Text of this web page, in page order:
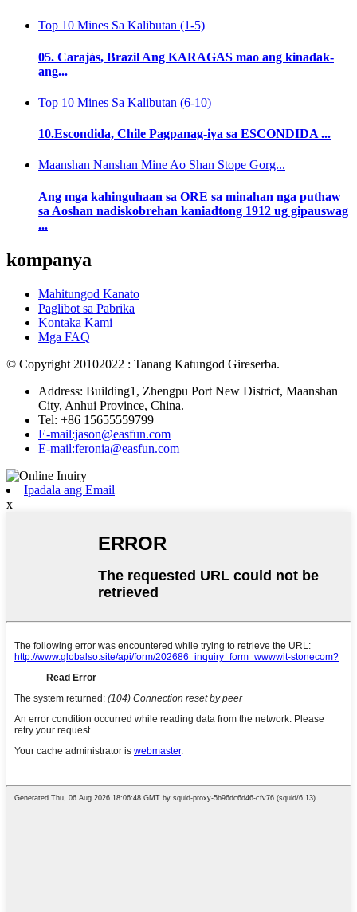
Top 10 Mines Sa Kalibutan (1-5)
05. Carajás, Brazil Ang KARAGAS mao ang kinadak-
ang...
Top 10 Mines Sa Kalibutan (6-10)
10.Escondida, Chile Pagpanag-iya sa ESCONDIDA ...
Maanshan Nanshan Mine Ao Shan Stope Gorg...
Ang mga kahinguhaan sa ORE sa minahan nga puthaw
sa Aoshan nadiskobrehan kaniadtong 1912 ug gipauswag
...
kompanya
Mahitungod Kanato
Paglibot sa Pabrika
Kontaka Kami
Mga FAQ
© Copyright 20102022 : Tanang Katungod Gireserba.
Address: Building1, Zhengpu Port New District, Maanshan
City, Anhui Province, China.
Tel: +86 15655559799
E-mail:jason@easfun.com
E-mail:feronia@easfun.com
Ipadala ang Email
x